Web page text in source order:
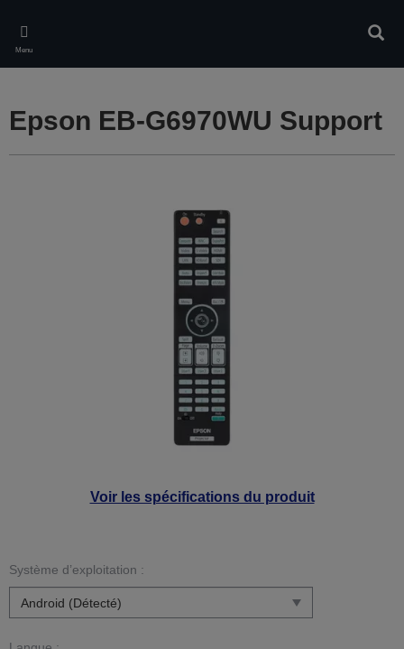
main
content
Menu
Voir les spécifications du produit
Epson EB-G6970WU Support
Système d’exploitation :